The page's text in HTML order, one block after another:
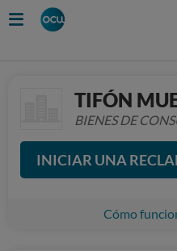
TIFÓN
BIENES DE
INICIAR UNA
Cómo